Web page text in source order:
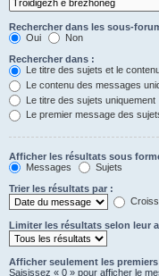
Rechercher dans les sous-
Oui
Non
Rechercher dans :
Le titre des sujets et le
Le contenu des messages
Le titre des sujets uniquement
Le premier message des
Afficher les résultats sous
Messages
Sujets
Trier les résultats par :
Limiter les résultats selon leur
Afficher seulement les premiers
Saisissez « 0 » pour afficher le